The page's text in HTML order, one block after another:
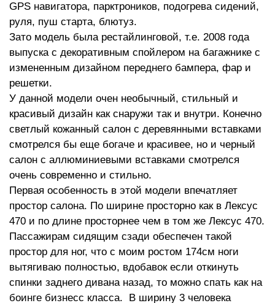
GPS навигатора, парктроников, подогрева сидений,
руля, пуш старта, блютуз.
Зато модель была рестайлинговой, т.е. 2008 года
выпуска с декоративным спойлером на багажнике с
измененным дизайном переднего бампера, фар и
решетки.
У данной модели очен необычный, стильный и
красивый дизайн как снаружи так и внутри. Конечно
светлый кожанный салон с деревянными вставками
смотрелся бы еще богаче и красивее, но и черный
салон с аллюминиевыми вставками смотрелся
очень современно и стильно.
Первая особенность в этой модели впечатляет
простор салона. По ширине просторно как в Лексус
470 и по длине просторнее чем в том же Лексус 470.
Пассажирам сидящим сзади обеспечен такой
простор для ног, что с моим ростом 174см ноги
вытягиваю полностью, вдобавок если откинуть
спинки заднего дивана назад, то можно спать как на
боинге бизнесс класса. В ширину 3 человека